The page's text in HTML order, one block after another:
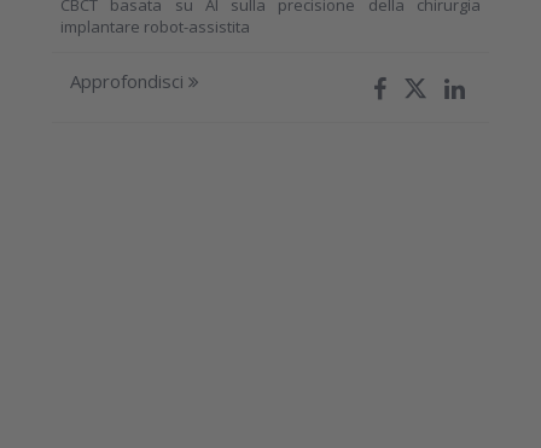
CBCT basata su AI sulla precisione della chirurgia
implantare robot-assistita
Approfondisci